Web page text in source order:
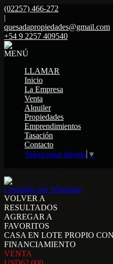
(02257) 466-272
|
quesadapropiedades@gmail.com
+54 9 2257 409540
MENÚ
LLAMAR
Inicio
La Empresa
Venta
Alquiler
Propiedades
Emprendimientos
Tasación
Contacto
Seleccionar idioma ▼
Consultar por Whatsapp
VOLVER A
RESULTADOS
AGREGAR A
FAVORITOS
CASA EN LOTE PROPIO
FINANCIAMIENTO
VENTA